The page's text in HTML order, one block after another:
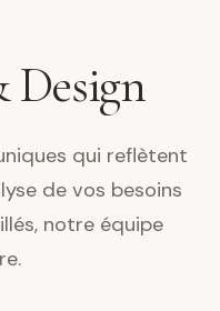
Design
qui reflètent
de vos besoins
notre équipe